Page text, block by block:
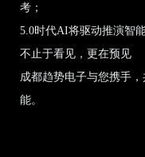
考；
5.0时代AI将驱动推演智
不止于看见，更在预见
成都趋势电子与您携手
能。